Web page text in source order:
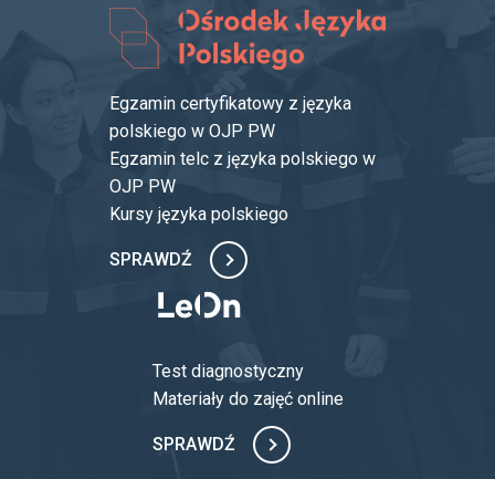
Egzamin certyfikatowy z języka
polskiego w OJP PW
Egzamin telc z języka polskiego w
OJP PW
Kursy języka polskiego
SPRAWDŹ
Test diagnostyczny
Materiały do zajęć online
SPRAWDŹ